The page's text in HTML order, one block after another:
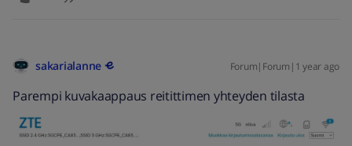
sakarialanne Forum|Forum|1 year ago
Parempi kuvakaappaus reitittimen yhteyden tilasta